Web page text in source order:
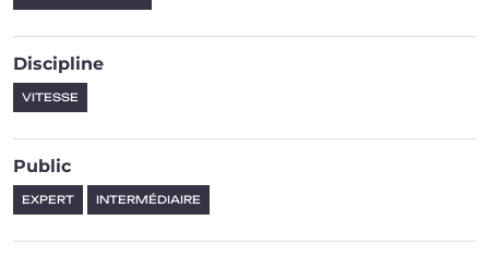
Discipline
VITESSE
Public
EXPERT INTERMÉDIAIRE